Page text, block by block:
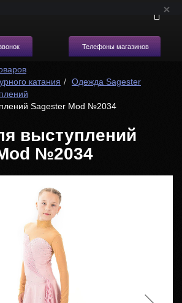
Телефоны магазинов
катания
Одежда Sagester
Sagester Mod №2034
выступлений
№2034